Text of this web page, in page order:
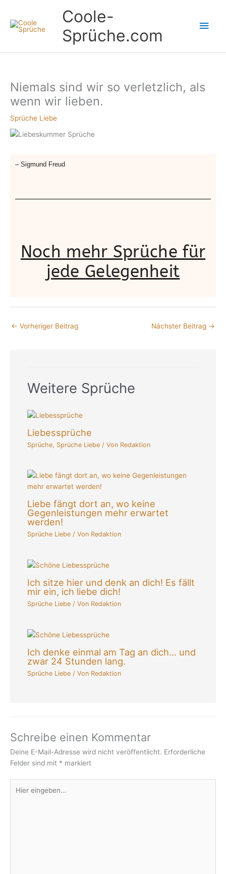
springen
Coole-
Sprüche.com
Niemals sind wir so verletzlich, als
wenn wir lieben.
Sprüche Liebe
– Sigmund Freud
Noch mehr Sprüche für
jede Gelegenheit
← Vorheriger Beitrag Nächster Beitrag →
Weitere Sprüche
Liebessprüche
Sprüche, Sprüche Liebe / Von Redaktion
Liebe fängt dort an, wo keine
Gegenleistungen mehr erwartet
werden!
Sprüche Liebe / Von Redaktion
Ich sitze hier und denk an dich! Es fällt
mir ein, ich liebe dich!
Sprüche Liebe / Von Redaktion
Ich denke einmal am Tag an dich… und
zwar 24 Stunden lang.
Sprüche Liebe / Von Redaktion
Schreibe einen Kommentar
Deine E-Mail-Adresse wird nicht veröffentlicht. Erforderliche
Felder sind mit * markiert
eingeben…